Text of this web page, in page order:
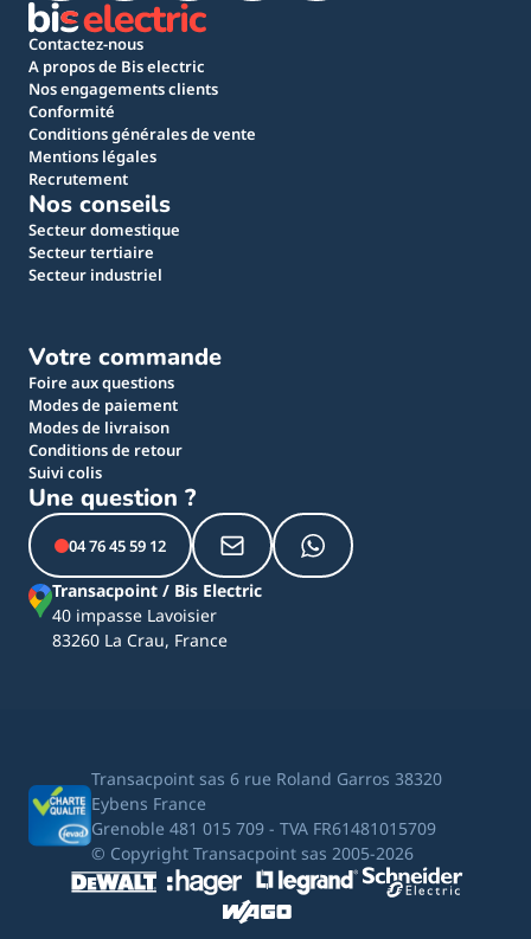
Contactez-nous
A propos de Bis electric
Nos engagements clients
Conformité
Conditions générales de vente
Mentions légales
Recrutement
Nos conseils
Secteur domestique
Secteur tertiaire
Secteur industriel
Votre commande
Foire aux questions
Modes de paiement
Modes de livraison
Conditions de retour
Suivi colis
Une question ?
04 76 45 59 12
Transacpoint / Bis Electric
40 impasse Lavoisier
83260 La Crau, France
Transacpoint sas 6 rue Roland Garros 38320
Eybens France
Grenoble 481 015 709 - TVA FR61481015709
© Copyright Transacpoint sas 2005-2026